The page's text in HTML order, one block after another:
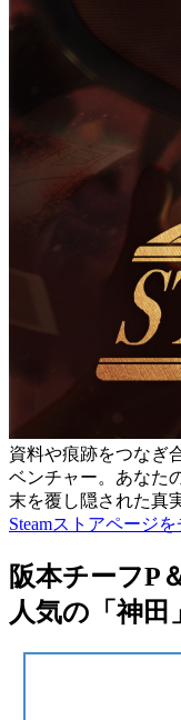
資料や痕跡をつなぎ
ベンチャー。あなた
末を覆し隠された真
Steamストアページ
阪本チーフP
人気の「神